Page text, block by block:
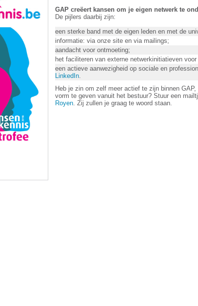
GAP creëert kansen om je eigen netwerk te
De pijlers daarbij zijn:
een sterke band met de eigen leden en met de
informatie: via onze site en via mailings;
aandacht voor ontmoeting;
het faciliteren van externe netwerkinitiatieven voor
een actieve aanwezigheid op sociale en
LinkedIn.
Heb je zin om zelf meer actief te zijn binnen
vorm te geven vanuit het bestuur? Stuur een
Royen. Zij zullen je graag te woord staan.